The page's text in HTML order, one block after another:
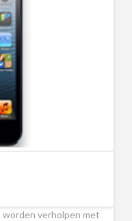
verholpen met